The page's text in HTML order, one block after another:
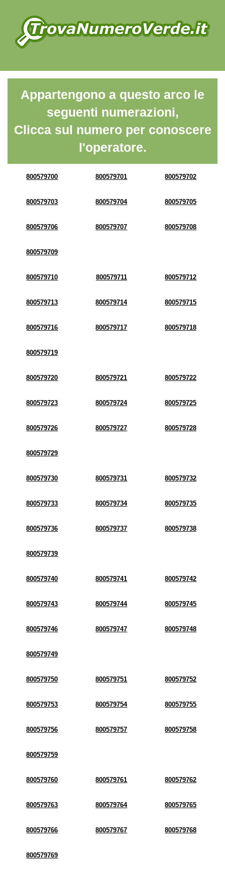
Appartengono a questo arco le
seguenti numerazioni,
Clicca sul numero per conoscere
l'operatore.
800579700 800579701 800579702
800579703 800579704 800579705
800579706 800579707 800579708
800579709
800579710 800579711 800579712
800579713 800579714 800579715
800579716 800579717 800579718
800579719
800579720 800579721 800579722
800579723 800579724 800579725
800579726 800579727 800579728
800579729
800579730 800579731 800579732
800579733 800579734 800579735
800579736 800579737 800579738
800579739
800579740 800579741 800579742
800579743 800579744 800579745
800579746 800579747 800579748
800579749
800579750 800579751 800579752
800579753 800579754 800579755
800579756 800579757 800579758
800579759
800579760 800579761 800579762
800579763 800579764 800579765
800579766 800579767 800579768
800579769